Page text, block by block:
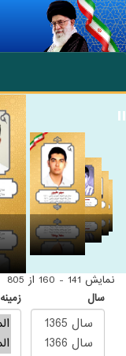
انتقال به محتوای اصلی
نمایش 141 - 160 از 805
سال
زمینه